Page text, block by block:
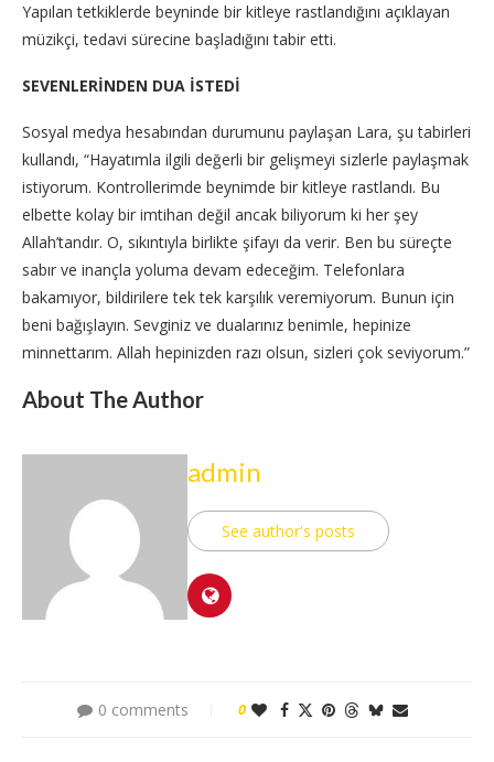
Yapılan tetkiklerde beyninde bir kitleye rastlandığını açıklayan
müzikçi, tedavi sürecine başladığını tabir etti.
SEVENLERİNDEN DUA İSTEDİ
Sosyal medya hesabından durumunu paylaşan Lara, şu tabirleri
kullandı, “Hayatımla ilgili değerli bir gelişmeyi sizlerle paylaşmak
istiyorum. Kontrollerimde beynimde bir kitleye rastlandı. Bu
elbette kolay bir imtihan değil ancak biliyorum ki her şey
Allah’tandır. O, sıkıntıyla birlikte şifayı da verir. Ben bu süreçte
sabır ve inançla yoluma devam edeceğim. Telefonlara
bakamıyor, bildirilere tek tek karşılık veremiyorum. Bunun için
beni bağışlayın. Sevginiz ve dualarınız benimle, hepinize
minnettarım. Allah hepinizden razı olsun, sizleri çok seviyorum.”
About The Author
admin
See author's posts
0 comments 0